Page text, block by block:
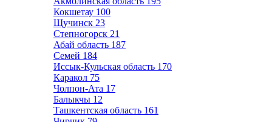
Кокшетау 100
Щучинск 23
Степногорск 21
Абай область 187
Семей 184
Иссык-Кульская область 170
Каракол 75
Чолпон-Ата 17
Балыкчы 12
Ташкентская область 161